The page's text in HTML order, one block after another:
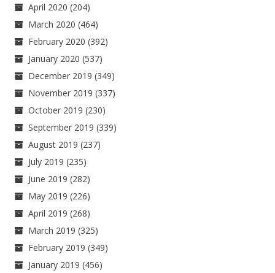
April 2020 (204)
March 2020 (464)
February 2020 (392)
January 2020 (537)
December 2019 (349)
November 2019 (337)
October 2019 (230)
September 2019 (339)
August 2019 (237)
July 2019 (235)
June 2019 (282)
May 2019 (226)
April 2019 (268)
March 2019 (325)
February 2019 (349)
January 2019 (456)